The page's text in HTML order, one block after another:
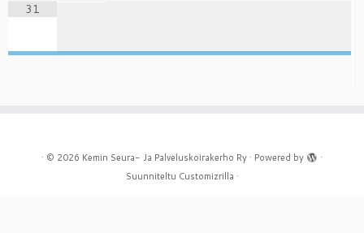
31
· © 2026 Kemin Seura- Ja Palveluskoirakerho Ry · Powered by
·
Suunniteltu Customizrilla ·